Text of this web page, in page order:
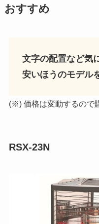
おすすめ
文字の配置など気
安いほうのモデル
(※) 価格は変動するので
RSX-23N